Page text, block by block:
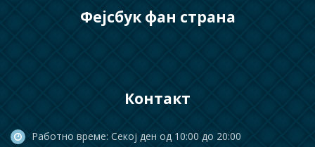
Фејсбук фан страна
Контакт
Работно време: Секој ден од 10:00 до 20:00